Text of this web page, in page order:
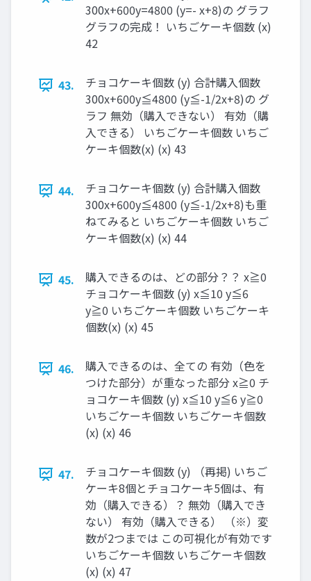
300x+600y=4800 (y=- x+8)の グラフ
グラフの完成！ いちごケーキ個数 (x)
42
43.
チョコケーキ個数 (y) 合計購入個数
300x+600y≦4800 (y≦-1/2x+8)の グ
ラフ 無効（購入できない） 有効（購
入できる） いちごケーキ個数 いちご
ケーキ個数(x) (x) 43
44.
チョコケーキ個数 (y) 合計購入個数
300x+600y≦4800 (y≦-1/2x+8)も重
ねてみると いちごケーキ個数 いちご
ケーキ個数(x) (x) 44
45.
購入できるのは、どの部分？？ x≧0
チョコケーキ個数 (y) x≦10 y≦6
y≧0 いちごケーキ個数 いちごケーキ
個数(x) (x) 45
46.
購入できるのは、全ての 有効（色を
つけた部分）が重なった部分 x≧0 チ
ョコケーキ個数 (y) x≦10 y≦6 y≧0
いちごケーキ個数 いちごケーキ個数
(x) (x) 46
47.
チョコケーキ個数 (y) （再掲) いちご
ケーキ8個とチョコケーキ5個は、有
効（購入できる）？ 無効（購入でき
ない） 有効（購入できる） （※）変
数が2つまでは この可視化が有効です
いちごケーキ個数 いちごケーキ個数
(x) (x) 47